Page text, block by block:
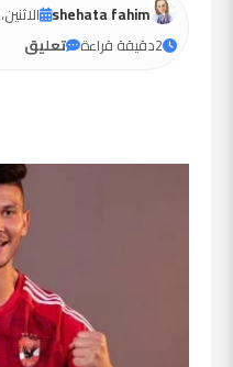
shehata fahim الاثنين، 9 ديسمبر 2024
2دقيقة قراءة تعليق